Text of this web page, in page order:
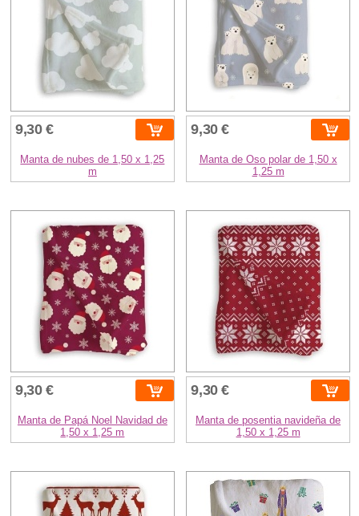
9,30 €
Manta de nubes de 1,50 x 1,25
m
9,30 €
Manta de Oso polar de 1,50 x
1,25 m
9,30 €
Manta de Papá Noel Navidad de
1,50 x 1,25 m
9,30 €
Manta de posentia navideña de
1,50 x 1,25 m